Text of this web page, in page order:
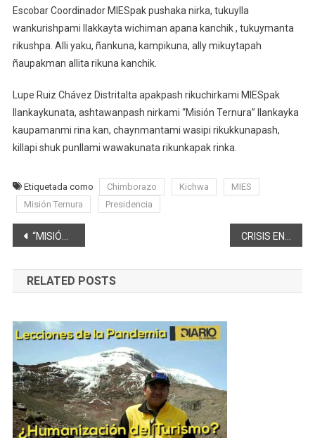
Escobar Coordinador MIESpak pushaka nirka, tukuylla
wankurishpami llakkayta wichiman apana kanchik , tukuymanta
rikushpa. Alli yaku, ñankuna, kampikuna, ally mikuytapah
ñaupakman allita rikuna kanchik.
Lupe Ruiz Chávez Distritalta apakpash rikuchirkami MIESpak
llankaykunata, ashtawanpash nirkami “Misión Ternura” llankayka
kaupamanmi rina kan, chaynmantami wasipi rikukkunapash,
killapi shuk punllami wawakunata rikunkapak rinka.
Etiquetada como Chimborazo Kichwa
MIES
Misión Ternura
Presidencia
Navegación
de
entradas
“MISIÓN TERNURA” CONTINÚA LUCHA CONTRA LA DESNUTRICIÓN INFANTIL EN CHIMBORAZO CRISIS EN LA FEDERACION DEPORTIVA DE CHIMBORAZO, BAJO VEEDURIA LEGISLATIVA
RELATED POSTS